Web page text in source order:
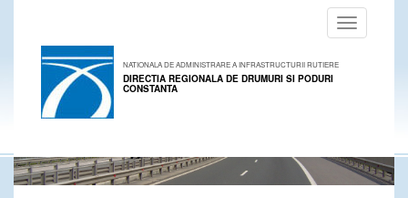
Toggle
navigation
NATIONALA DE ADMINISTRARE A INFRASTRUCTURII RUTIERE
DIRECTIA REGIONALA DE DRUMURI SI PODURI
CONSTANTA